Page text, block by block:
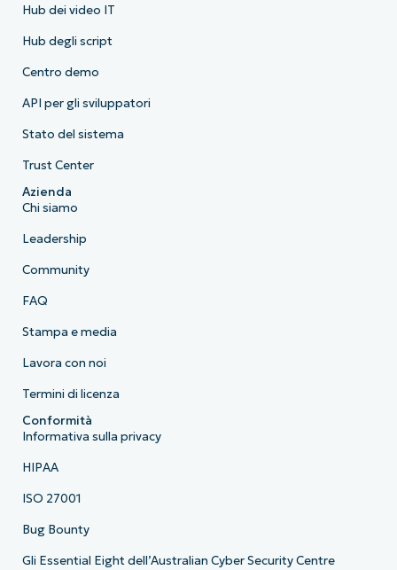
Hub dei video IT
Hub degli script
Centro demo
API per gli sviluppatori
Stato del sistema
Trust Center
Azienda
Chi siamo
Leadership
Community
FAQ
Stampa e media
Lavora con noi
Termini di licenza
Conformità
Informativa sulla privacy
HIPAA
ISO 27001
Bug Bounty
Gli Essential Eight dell’Australian Cyber Security Centre